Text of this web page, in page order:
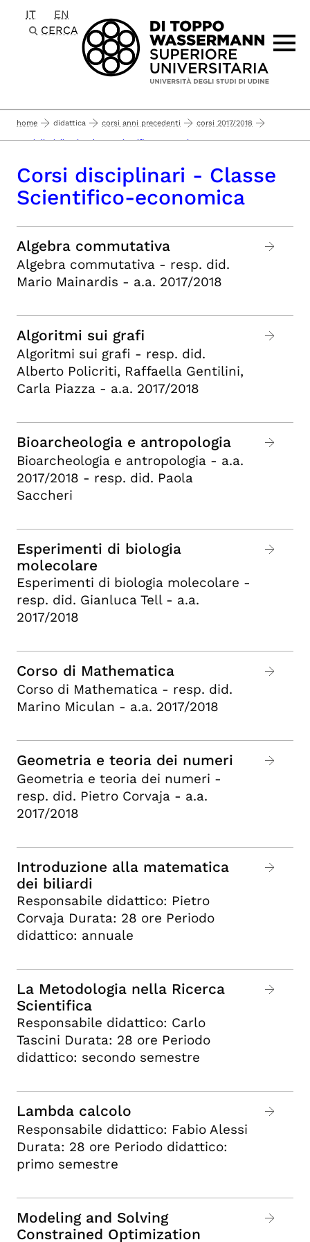
Passa al contenuto principale
IT
EN
CERCA
home didattica corsi anni precedenti corsi 2017/2018
corsi disciplinari - classe scientifico-economica
Corsi disciplinari - Classe
Scientifico-economica
Algebra commutativa
Algebra commutativa - resp. did.
Mario Mainardis - a.a. 2017/2018
Algoritmi sui grafi
Algoritmi sui grafi - resp. did.
Alberto Policriti, Raffaella Gentilini,
Carla Piazza - a.a. 2017/2018
Bioarcheologia e antropologia
Bioarcheologia e antropologia - a.a.
2017/2018 - resp. did. Paola
Saccheri
Esperimenti di biologia
molecolare
Esperimenti di biologia molecolare -
resp. did. Gianluca Tell - a.a.
2017/2018
Corso di Mathematica
Corso di Mathematica - resp. did.
Marino Miculan - a.a. 2017/2018
Geometria e teoria dei numeri
Geometria e teoria dei numeri -
resp. did. Pietro Corvaja - a.a.
2017/2018
Introduzione alla matematica
dei biliardi
Responsabile didattico: Pietro
Corvaja Durata: 28 ore Periodo
didattico: annuale
La Metodologia nella Ricerca
Scientifica
Responsabile didattico: Carlo
Tascini Durata: 28 ore Periodo
didattico: secondo semestre
Lambda calcolo
Responsabile didattico: Fabio Alessi
Durata: 28 ore Periodo didattico:
primo semestre
Modeling and Solving
Constrained Optimization